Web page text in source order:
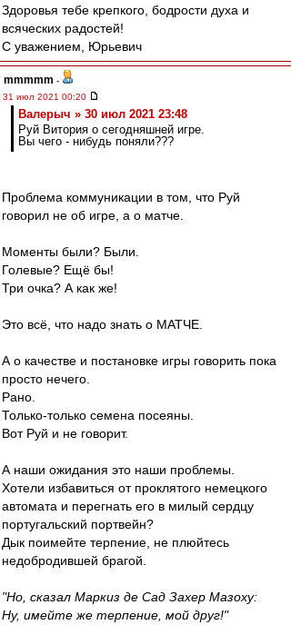
Здоровья тебе крепкого, бодрости духа и
всяческих радостей!
С уважением, Юрьевич
mmmmm -
31 июл 2021 00:20
Валерыч » 30 июл 2021 23:48
Руй Витория о сегодняшней игре.
Вы чего - нибудь поняли???
Проблема коммуникации в том, что Руй
говорил не об игре, а о матче.
Моменты были? Были.
Голевые? Ещё бы!
Три очка? А как же!
Это всё, что надо знать о МАТЧЕ.
А о качестве и постановке игры говорить пока
просто нечего.
Рано.
Только-только семена посеяны.
Вот Руй и не говорит.
А наши ожидания это наши проблемы.
Хотели избавиться от проклятого немецкого
автомата и перегнать его в милый сердцу
португальский портвейн?
Дык поимейте терпение, не плюйтесь
недобродившей брагой.
"Но, сказал Маркиз де Сад Захер Мазоху:
Ну, имейте же терпение, мой друг!"